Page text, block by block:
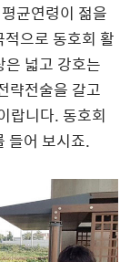
균연령이 젊을
으로 동호회 활
넓고 강호는
략전술을 갈고
랍니다. 동호회
들어 보시죠.